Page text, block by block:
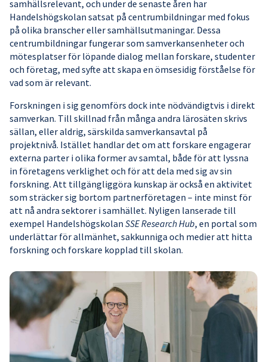
samhällsrelevant, och under de senaste åren har
Handelshögskolan satsat på centrumbildningar med fokus
på olika branscher eller samhällsutmaningar. Dessa
centrumbildningar fungerar som samverkansenheter och
mötesplatser för löpande dialog mellan forskare, studenter
och företag, med syfte att skapa en ömsesidig förståelse för
vad som är relevant.
Forskningen i sig genomförs dock inte nödvändigtvis i direkt
samverkan. Till skillnad från många andra lärosäten skrivs
sällan, eller aldrig, särskilda samverkansavtal på
projektnivå. Istället handlar det om att forskare engagerar
externa parter i olika former av samtal, både för att lyssna
in företagens verklighet och för att dela med sig av sin
forskning. Att tillgängliggöra kunskap är också en aktivitet
som sträcker sig bortom partnerföretagen – inte minst för
att nå andra sektorer i samhället. Nyligen lanserade till
exempel Handelshögskolan SSE Research Hub, en portal som
underlättar för allmänhet, sakkunniga och medier att hitta
forskning och forskare kopplad till skolan.